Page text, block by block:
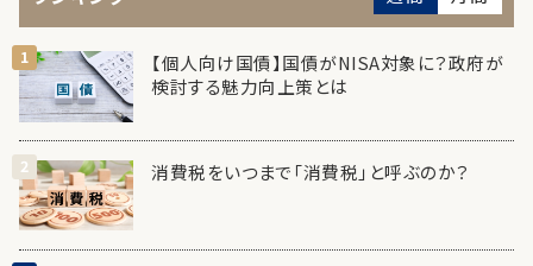
【個人向け国債】国債がNISA対象に？政府が
検討する魅力向上策とは
消費税をいつまで「消費税」と呼ぶのか？